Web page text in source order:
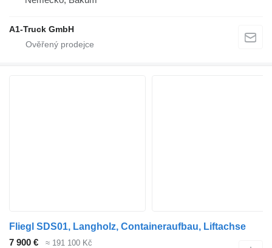
A1-Truck GmbH
Fliegl SDS01, Langholz, Containeraufbau, Liftachse
7 900 €
≈ 191 100 Kč